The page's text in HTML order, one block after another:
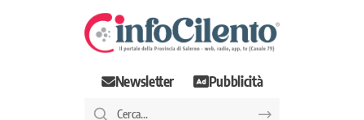
Newsletter Pubblicità